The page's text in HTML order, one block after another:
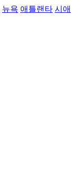
뉴욕 애틀랜타 시애